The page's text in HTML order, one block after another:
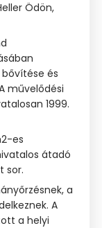
Ödön,
és
művelődési
1999.
es
átadó
sor.
a
A
a helyi